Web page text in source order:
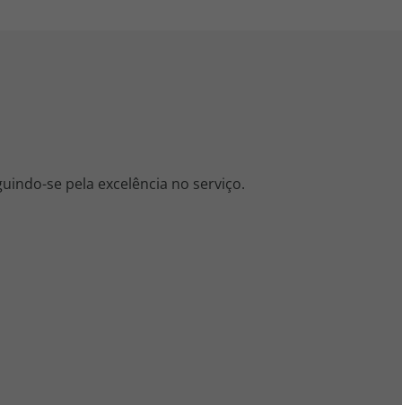
se pela excelência no serviço.